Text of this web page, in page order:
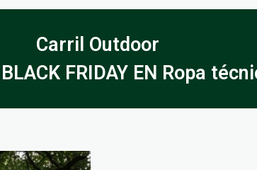
Carril Outdoor
BLACK FRIDAY EN Ropa